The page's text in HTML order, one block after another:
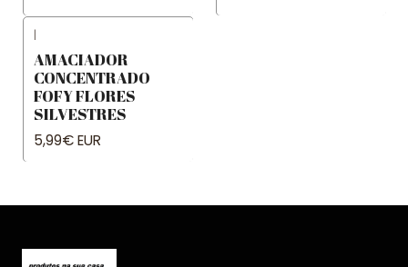
|
AMACIADOR
CONCENTRADO
FOFY FLORES
SILVESTRES
5,99€ EUR